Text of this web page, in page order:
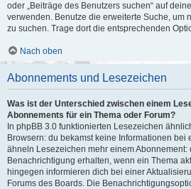
oder „Beiträge des Benutzers suchen“ auf
verwenden. Benutze die erweiterte Suche, um
zu suchen. Trage dort die entsprechenden
Nach oben
Abonnements und Lesezeichen
Was ist der Unterschied zwischen einem
Abonnements für ein Thema oder Forum?
In phpBB 3.0 funktionierten Lesezeichen
Browsern: du bekamst keine Informationen bei
ähneln Lesezeichen mehr einem Abonnement:
Benachrichtigung erhalten, wenn ein Thema
hingegen informieren dich bei einer
Forums des Boards. Die